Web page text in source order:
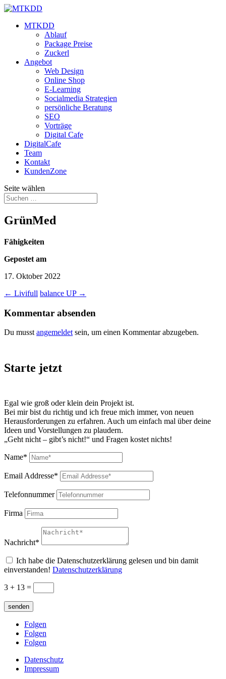
MTKDD
Ablauf
Package Preise
Zuckerl
Angebot
Web Design
Online Shop
E-Learning
Socialmedia Strategien
persönliche Beratung
SEO
Vorträge
Digital Cafe
DigitalCafe
Team
Kontakt
KundenZone
Seite wählen
GrünMed
Fähigkeiten
Gepostet am
17. Oktober 2022
← Livifull balance UP →
Kommentar absenden
Du musst angemeldet sein, um einen Kommentar abzugeben.
Starte jetzt
Egal wie groß oder klein dein Projekt ist.
Bei mir bist du richtig und ich freue mich immer, von neuen
Herausforderungen zu erfahren. Auch um einfach mal über deine
Ideen und Vorstellungen zu plaudern.
„Geht nicht – gibt’s nicht!“ und Fragen kostet nichts!
Name*
Email Addresse*
Telefonnummer
Firma
Nachricht*
Ich habe die Datenschutzerklärung gelesen und bin damit
einverstanden! Datenschutzerklärung
3 + 13 =
senden
Folgen
Folgen
Folgen
Datenschutz
Impressum